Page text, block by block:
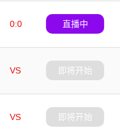
0:0
直播中
VS
即将开始
VS
即将开始